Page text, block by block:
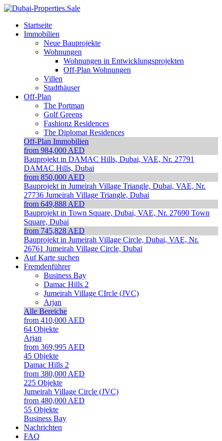
Startseite
Immobilien
Neue Bauprojekte
Wohnungen
Wohnungen in Entwicklungsprojekten
Off-Plan Wohnungen
Villen
Stadthäuser
Off-Plan
The Portman
Golf Greens
Fashionz Residences
The Diplomat Residences
Off-Plan Immobilien
from 984,000 AED
Bauprojekt in DAMAC Hills, Dubai, VAE, Nr. 27791
DAMAC Hills, Dubai
from 850,000 AED
Bauprojekt in Jumeirah Village Triangle, Dubai, VAE, Nr.
27736 Jumeirah Village Triangle, Dubai
from 649,888 AED
Bauprojekt in Town Square, Dubai, VAE, Nr. 27690 Town
Square, Dubai
from 745,828 AED
Bauprojekt in Jumeirah Village Circle, Dubai, VAE, Nr.
26761 Jumeirah Village Circle, Dubai
Auf Karte suchen
Fremdenführer
Business Bay
Damac Hills 2
Jumeirah Village CIrcle (JVC)
Arjan
Alle Bereiche
from 410,000 AED
64 Objekte
Arjan
from 369,995 AED
45 Objekte
Damac Hills 2
from 380,000 AED
225 Objekte
Jumeirah Village Circle (JVC)
from 480,000 AED
55 Objekte
Business Bay
Nachrichten
FAQ